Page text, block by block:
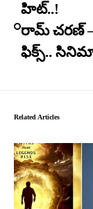
హిట్..!
రామ్ చరణ్ –
ఫిక్స్..
Related Articles